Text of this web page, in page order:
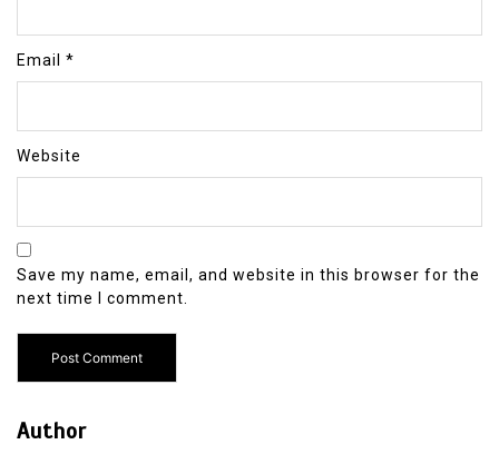
Email *
Website
Save my name, email, and website in this browser for the
next time I comment.
Author